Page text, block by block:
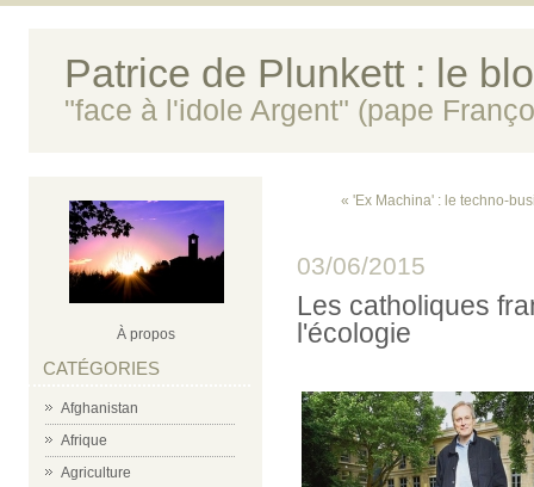
Patrice de Plunkett : le
"face à l'idole Argent" (pape
À propos
CATÉGORIES
Afghanistan
Afrique
Agriculture
« 'Ex Machina' : le techno-
03/06/2015
Les catholiques
l'écologie